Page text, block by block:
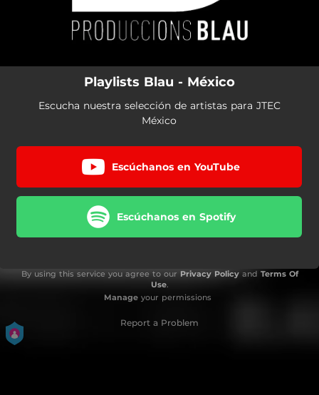
Playlists Blau - México
Escucha nuestra selección de artistas para JTEC
México
Escúchanos en YouTube
Escúchanos en Spotify
By using this service you agree to our Privacy Policyand Terms Of
Use.
Manageyour permissions
Report a Problem